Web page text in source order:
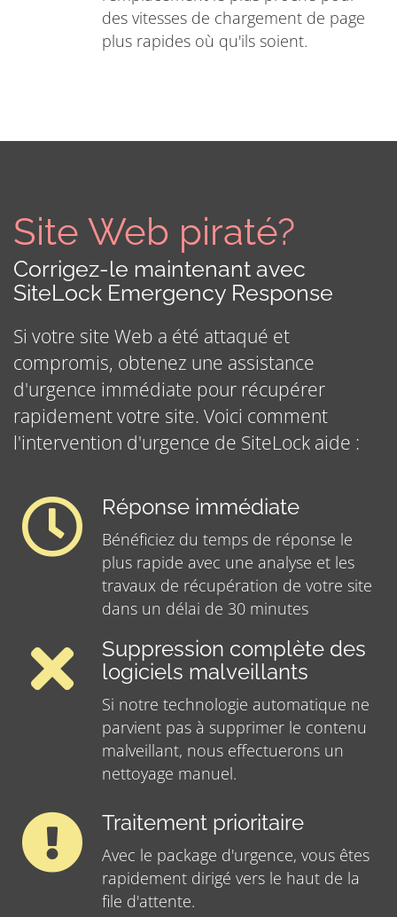
des vitesses de chargement de page
plus rapides où qu'ils soient.
Site Web piraté?
Corrigez-le maintenant avec
SiteLock Emergency Response
Si votre site Web a été attaqué et
compromis, obtenez une assistance
d'urgence immédiate pour récupérer
rapidement votre site. Voici comment
l'intervention d'urgence de SiteLock aide :
Réponse immédiate
Bénéficiez du temps de réponse le
plus rapide avec une analyse et les
travaux de récupération de votre site
dans un délai de 30 minutes
Suppression complète des
logiciels malveillants
Si notre technologie automatique ne
parvient pas à supprimer le contenu
malveillant, nous effectuerons un
nettoyage manuel.
Traitement prioritaire
Avec le package d'urgence, vous êtes
rapidement dirigé vers le haut de la
file d'attente.